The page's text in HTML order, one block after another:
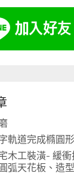
軌道完成橢圓
木工裝潢- 緩
弧天花板、造